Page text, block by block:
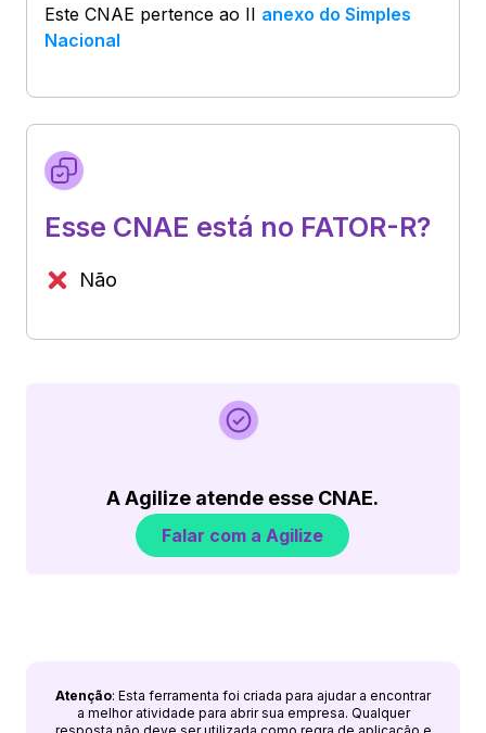
Este CNAE pertence ao II anexo do Simples
Nacional
Esse CNAE está no FATOR-R?
Não
A Agilize atende esse CNAE.
Falar com a Agilize
Atenção: Esta ferramenta foi criada para ajudar a encontrar
a melhor atividade para abrir sua empresa. Qualquer